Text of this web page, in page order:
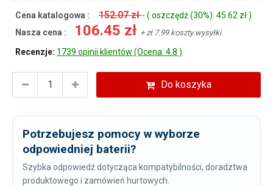
Cena katalogowa : 152.07 zł- ( oszczędź (30%): 45.62 zł )
Nasza cena :
106.45 zł + zł 7.99 koszty wysyłki
Recenzje: 1739 opinii klientów (Ocena: 4.8 )
Do koszyka
Potrzebujesz pomocy w wyborze
odpowiedniej baterii?
Szybka odpowiedź dotycząca kompatybilności, doradztwa
produktowego i zamówień hurtowych.